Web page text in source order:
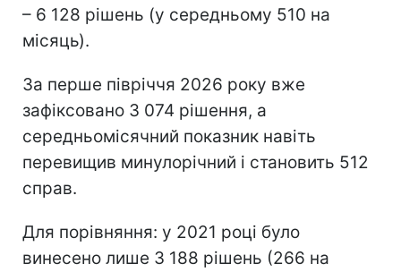
– 6 128 рішень (у середньому 510 на
місяць).
За перше півріччя 2026 року вже
зафіксовано 3 074 рішення, а
середньомісячний показник навіть
перевищив минулорічний і становить 512
справ.
Для порівняння: у 2021 році було
винесено лише 3 188 рішень (266 на